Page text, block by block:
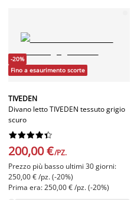
-20%
Fino a esaurimento scorte
TIVEDEN
Divano letto TIVEDEN tessuto grigio
scuro






200,00 €/PZ.
Prezzo più basso ultimi 30 giorni:
250,00 € /pz. (-20%)
Prima era: 250,00 € /pz. (-20%)